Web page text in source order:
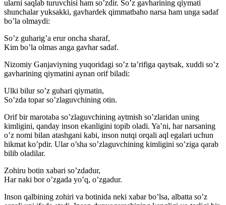
ularni saqlab turuvchisi ham so’zdir. So’z gavharining qiymati
shunchalar yuksakki, gavhardek qimmatbaho narsa ham unga sadaf
bo’la olmaydi:
So’z guharig’a erur oncha sharaf,
Kim bo’la olmas anga gavhar sadaf.
Nizomiy Ganjaviyning yuqoridagi so’z ta’rifiga qaytsak, xuddi so’z
gavharining qiymatini aynan orif biladi:
Ulki bilur so’z guhari qiymatin,
So’zda topar so’zlaguvchining otin.
Orif bir marotaba so’zlaguvchining aytmish so’zlaridan uning
kimligini, qanday inson ekanligini topib oladi. Ya’ni, har narsaning
o’z nomi bilan atashgani kabi, inson nutqi orqali aql egalari uchun
hikmat ko’pdir. Ular o’sha so’zlaguvchining kimligini so’ziga qarab
bilib oladilar.
Zohiru botin xabari so’zdadur,
Har naki bor o’zgada yo’q, o’zgadur.
Inson qalbining zohiri va botinida neki xabar bo’lsa, albatta so’z